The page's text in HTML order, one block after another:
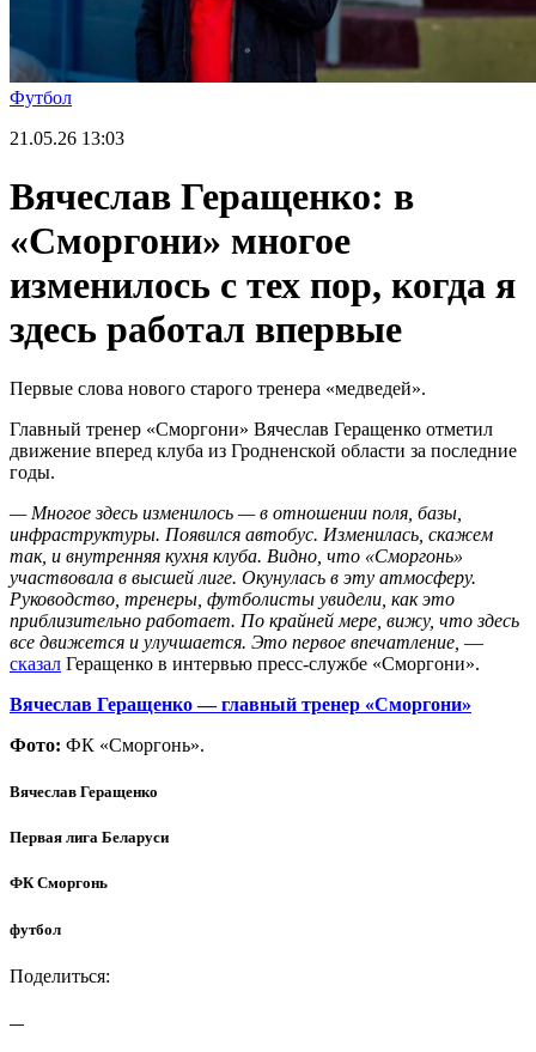
Футбол
21.05.26 13:03
Вячеслав Геращенко: в
«Сморгони» многое
изменилось с тех пор, когда я
здесь работал впервые
Первые слова нового старого тренера «медведей».
Главный тренер «Сморгони» Вячеслав Геращенко отметил
движение вперед клуба из Гродненской области за последние
годы.
— Многое здесь изменилось — в отношении поля, базы,
инфраструктуры. Появился автобус. Изменилась, скажем
так, и внутренняя кухня клуба. Видно, что «Сморгонь»
участвовала в высшей лиге. Окунулась в эту атмосферу.
Руководство, тренеры, футболисты увидели, как это
приблизительно работает. По крайней мере, вижу, что здесь
все движется и улучшается. Это первое впечатление, —
сказал Геращенко в интервью пресс-службе «Сморгони».
Вячеслав Геращенко — главный тренер «Сморгони»
Фото: ФК «Сморгонь».
Вячеслав Геращенко
Первая лига Беларуси
ФК Сморгонь
футбол
Поделиться: